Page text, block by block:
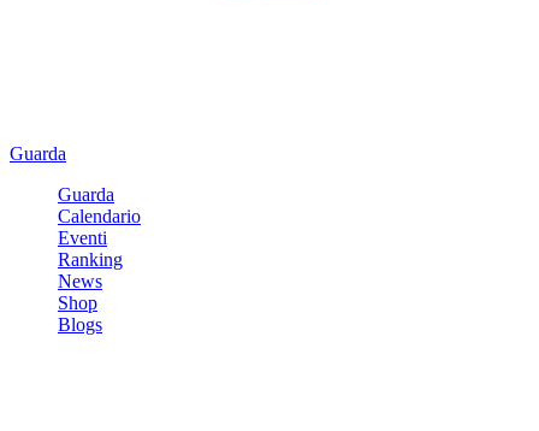
Guarda
Guarda
Calendario
Eventi
Ranking
News
Shop
Blogs